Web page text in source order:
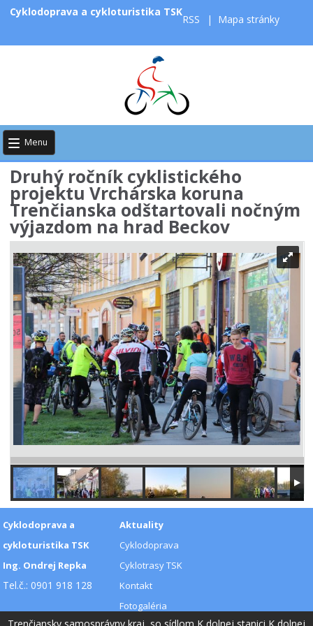
Cyklodoprava a cykloturistika TSK
RSS | Mapa stránky
Menu
Druhý ročník cyklistického
projektu Vrchárska koruna
Trenčianska odštartovali nočným
výjazdom na hrad Beckov
Cyklodoprava a
cykloturistika TSK
Ing. Ondrej Repka
Tel.č.: 0901 918 128
Aktuality
Cyklodoprava
Cyklotrasy TSK
Kontakt
Fotogaléria